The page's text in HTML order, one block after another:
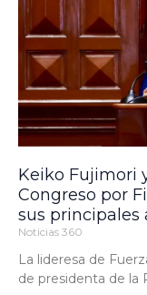
Keiko Fujimori
Congreso por
sus principales
Noticias 360
La lideresa de
de presidenta de la